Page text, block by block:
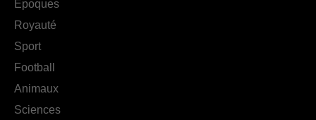
Époques
Royauté
Sport
Football
Animaux
Sciences